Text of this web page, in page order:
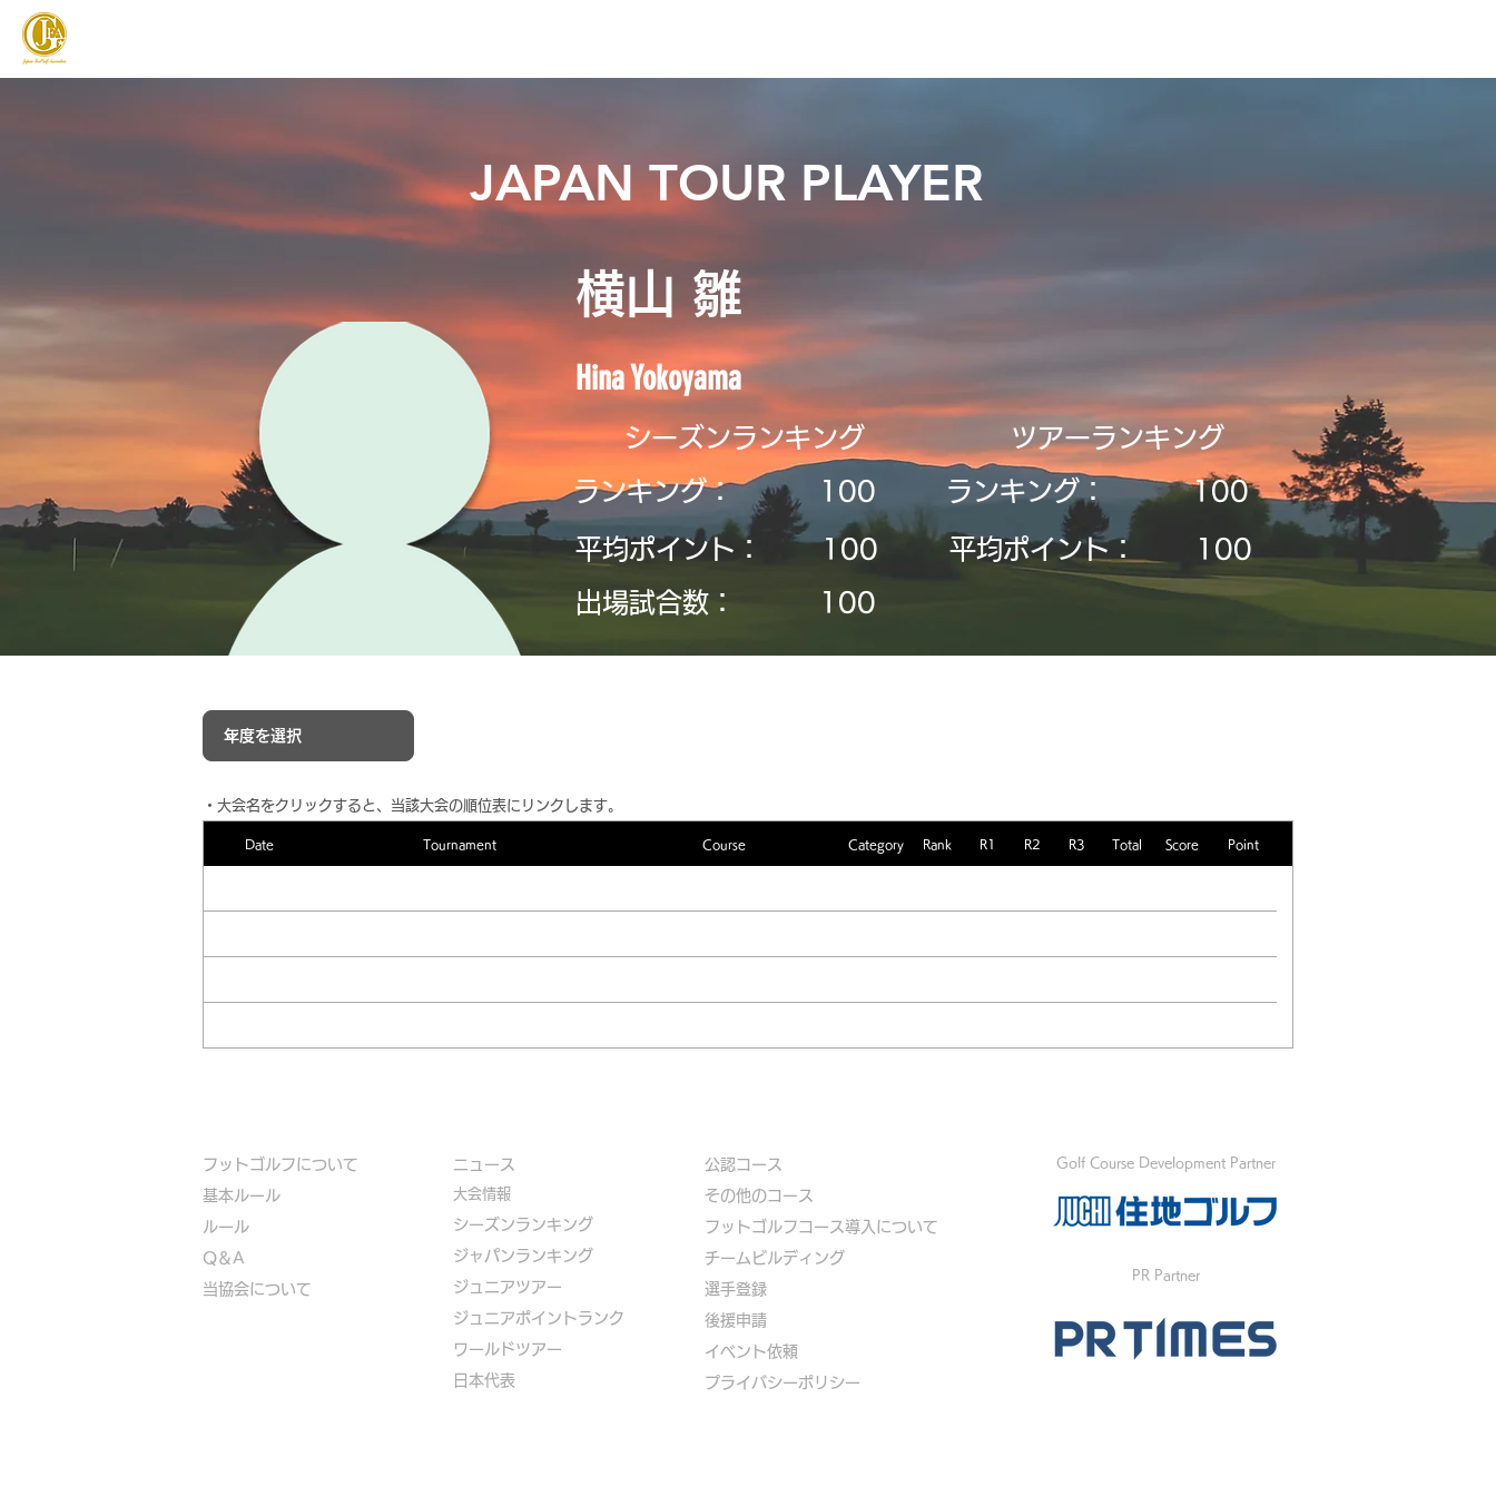
JAPAN TOUR PLAYER
横山 雛
Hina Yokoyama
シーズンランキング
ランキング：
​100
平均ポイント：
​出場試合数：
​100
​100
​ツアーランキング
ランキング：
​100
平均ポイント： ​100
​・大会名をクリックすると、当該大会の順位表にリンクします。
Date Tournament Course Category Rank R1 R2 R3 Total Score Point
フットゴルフについて
基本ルール
ルール
Q＆A
​当協会について
​ニュース
大会情報
シーズンランキング
ジャパンランキング
ジュニアツアー
ジュニアポイントランク
​ワールドツアー
​​日本代表
公認コース
​その他のコース
​ フットゴルフコース導入について
​チームビルディング
選手登録​
​後援申請
​イベント依頼
プライバシーポリシー
Golf Course Development Partner
PR Partner